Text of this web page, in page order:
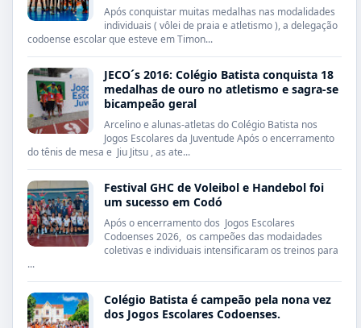
Após conquistar muitas medalhas nas modalidades
individuais ( vôlei de praia e atletismo ), a delegação
codoense escolar que esteve em Timon...
JECO´s 2016: Colégio Batista conquista 18
medalhas de ouro no atletismo e sagra-se
bicampeão geral
Arcelino e alunas-atletas do Colégio Batista nos
Jogos Escolares da Juventude Após o encerramento
do tênis de mesa e Jiu Jitsu , as ate...
Festival GHC de Voleibol e Handebol foi
um sucesso em Codó
Após o encerramento dos Jogos Escolares
Codoenses 2026, os campeões das modaidades
coletivas e individuais intensificaram os treinos para
...
Colégio Batista é campeão pela nona vez
dos Jogos Escolares Codoenses.